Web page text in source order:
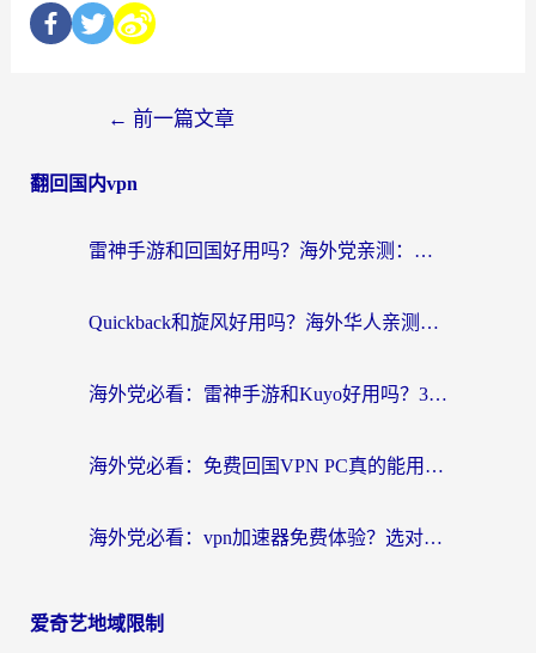
← 前一篇文章
翻回国内vpn
雷神手游和回国好用吗？海外党亲测：选对加速器才能无缝刷剧打游戏
Quickback和旋风好用吗？海外华人亲测：选对回国加速器才能无缝看央视5
海外党必看：雷神手游和Kuyo好用吗？3款回国加速器实测+避坑指南
海外党必看：免费回国VPN PC真的能用？附国内高速VPN选择全攻略
海外党必看：vpn加速器免费体验？选对回国加速器才能无缝刷国内剧玩国服
爱奇艺地域限制